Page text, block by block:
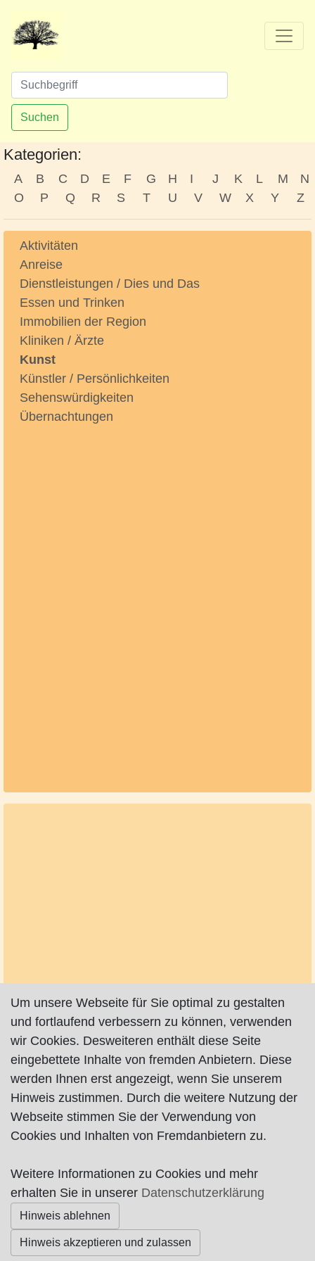
Suchen
Kategorien:
A B C D E F G H I J K L M
N
O
P Q R S T U V W X Y Z
Aktivitäten
Anreise
Dienstleistungen / Dies und Das
Essen und Trinken
Immobilien der Region
Kliniken / Ärzte
Kunst
Künstler / Persönlichkeiten
Sehenswürdigkeiten
Übernachtungen
Impressum| Datenschutz
© Worpswede24 2015-2026
Um unsere Webseite für Sie optimal zu gestalten
und fortlaufend verbessern zu können, verwenden
wir Cookies. Desweiteren enthält diese Seite
eingebettete Inhalte von fremden Anbietern. Diese
werden Ihnen erst angezeigt, wenn Sie unserem
Hinweis zustimmen. Durch die weitere Nutzung der
Webseite stimmen Sie der Verwendung von
Cookies und Inhalten von Fremdanbietern zu.
Weitere Informationen zu Cookies und mehr
erhalten Sie in unserer Datenschutzerklärung
Hinweis ablehnen
Hinweis akzeptieren und zulassen